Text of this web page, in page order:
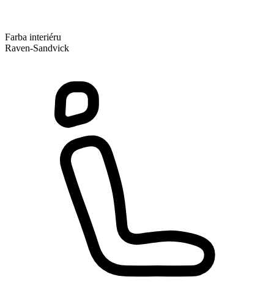
Farba interiéru
Raven-Sandvick